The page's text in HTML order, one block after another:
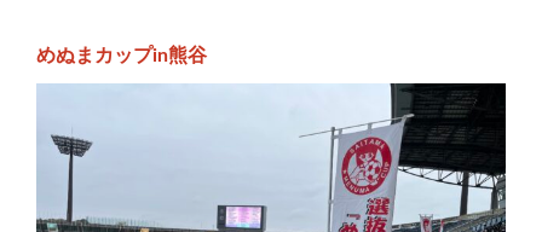
めぬまカップin熊谷